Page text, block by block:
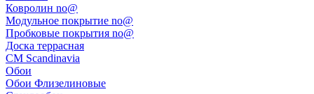
Ковролин no@
Модульное покрытие no@
Пробковые покрытия no@
Доска террасная
CM Scandinavia
Обои
Обои Флизелиновые